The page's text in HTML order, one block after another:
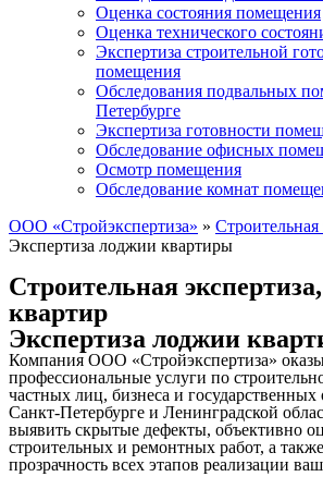
Оценка состояния помещения
Оценка технического
Экспертиза строительной
помещения
Обследования подвальных
Петербурге
Экспертиза готовности
Обследование офисных
Осмотр помещения
Обследование комнат
ООО «Стройэкспертиза» » Строительная
Экспертиза лоджии квартиры
Строительная экспертиза,
квартир
Экспертиза лоджии
Компания ООО «Стройэкспертиза»
профессиональные услуги по
частных лиц, бизнеса и государственных
Санкт-Петербурге и Ленинградской
выявить скрытые дефекты, объективно
строительных и ремонтных работ, а
прозрачность всех этапов реализации